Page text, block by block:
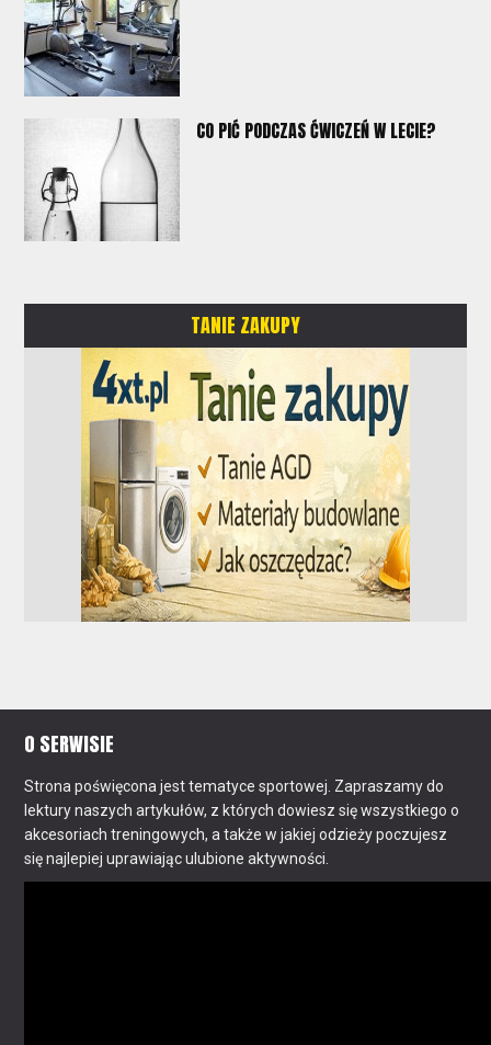
CO PIĆ PODCZAS ĆWICZEŃ W LECIE?
TANIE ZAKUPY
O SERWISIE
Strona poświęcona jest tematyce sportowej. Zapraszamy do
lektury naszych artykułów, z których dowiesz się wszystkiego o
akcesoriach treningowych, a także w jakiej odzieży poczujesz
się najlepiej uprawiając ulubione aktywności.